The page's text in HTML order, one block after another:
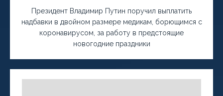
Президент Владимир Путин поручил выплатить
надбавки в двойном размере медикам, борющимся с
коронавирусом, за работу в предстоящие
новогодние праздники